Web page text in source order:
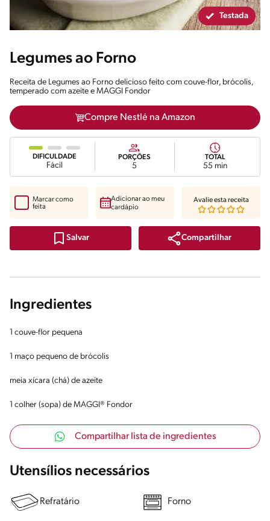
Testada
Legumes ao Forno
Receita de Legumes ao Forno delicioso feito com couve-flor, brócolis,
temperado com azeite e MAGGI Fondor
Compre Nestlé na Amazon
DIFICULDADE
Fácil
PORÇÕES
5
TOTAL
55 min
Salvar Compartilhar
Marcar como
feita
Adicionar ao meu
cardápio
Avalie esta receita
Ingredientes
1 couve-flor pequena
1 maço pequeno de brócolis
meia xícara (chá) de azeite
1 colher (sopa) de MAGGI® Fondor
Compartilhar lista de ingredientes
Utensílios necessários
Refratário Forno